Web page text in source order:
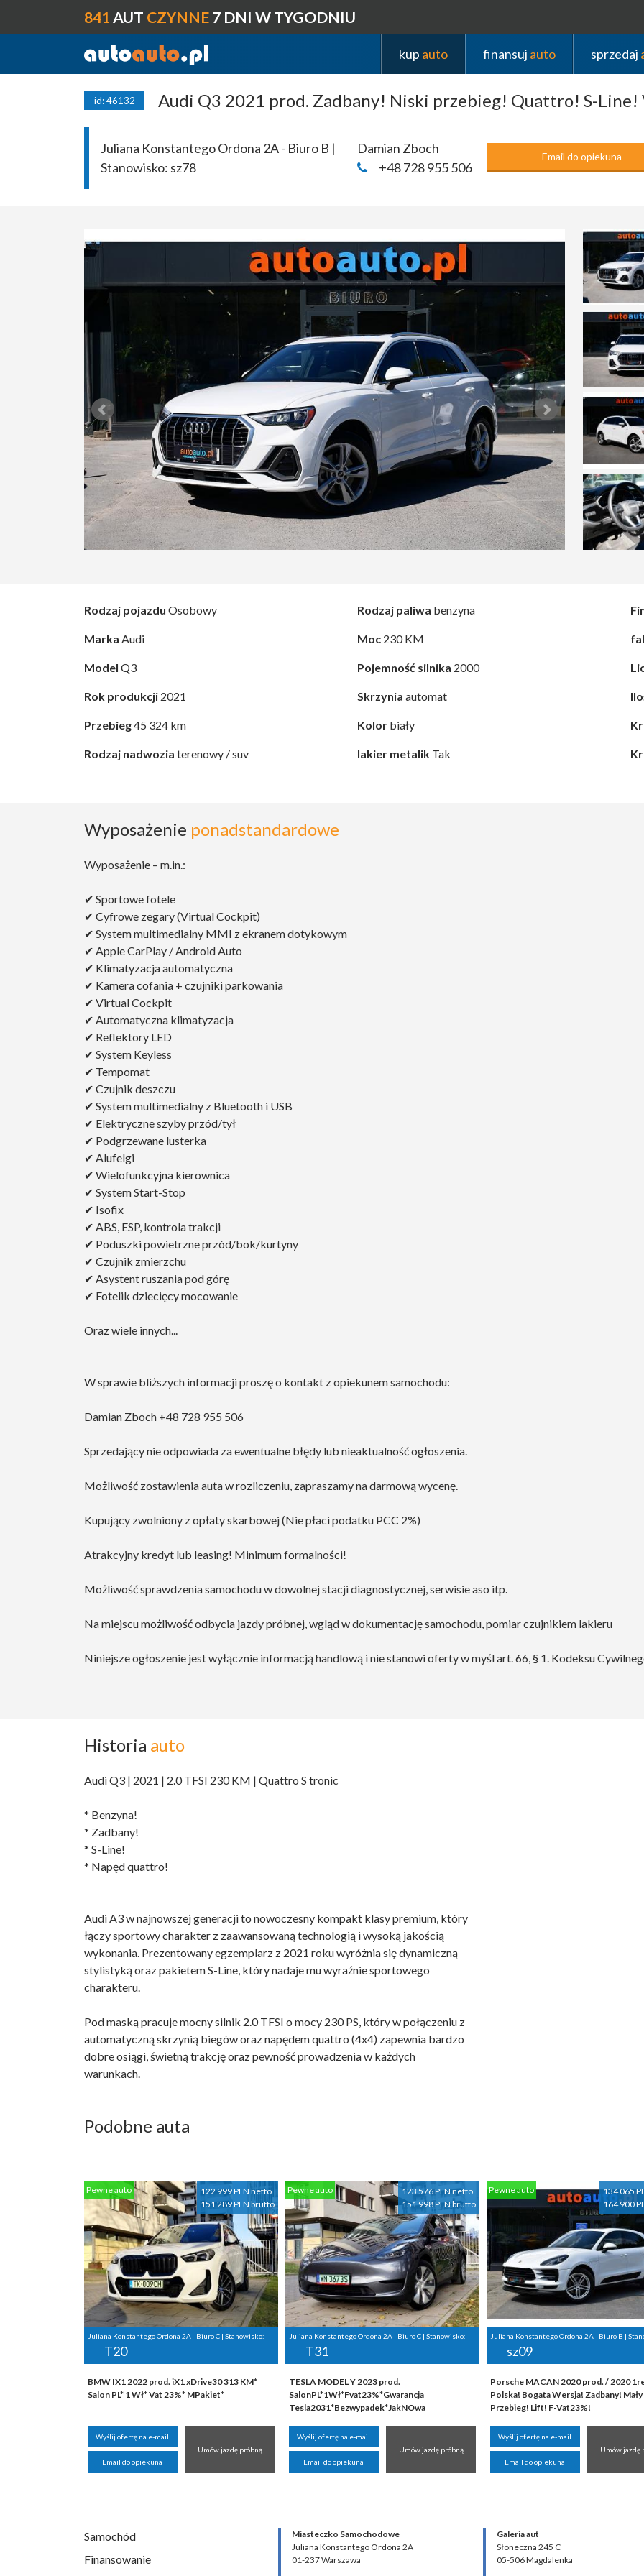
841 AUT CZYNNE 7 DNI W TYGODNIU
kup auto finansuj auto sprzedaj
id: 46132 Audi Q3 2021 prod. Zadbany! Niski przebieg! Quattro! S-
Juliana Konstantego Ordona 2A - Biuro B |
Stanowisko: sz78
Damian Zboch
+48 728 955 506
Email do opiekuna
Rodzaj pojazdu Osobowy
Marka Audi
Model Q3
Rok produkcji 2021
Przebieg45 324 km
Rodzaj nadwozia terenowy / suv
Rodzaj paliwa benzyna
Moc 230 KM
Pojemność silnika 2000
Skrzynia automat
Kolor biały
lakier metalik Tak
Wyposażenie ponadstandardowe
Wyposażenie – m.in.:
✔ Sportowe fotele
✔ Cyfrowe zegary (Virtual Cockpit)
✔ System multimedialny MMI z ekranem dotykowym
✔ Apple CarPlay / Android Auto
✔ Klimatyzacja automatyczna
✔ Kamera cofania + czujniki parkowania
✔ Virtual Cockpit
✔ Automatyczna klimatyzacja
✔ Reflektory LED
✔ System Keyless
✔ Tempomat
✔ Czujnik deszczu
✔ System multimedialny z Bluetooth i USB
✔ Elektryczne szyby przód/tył
✔ Podgrzewane lusterka
✔ Alufelgi
✔ Wielofunkcyjna kierownica
✔ System Start-Stop
✔ Isofix
✔ ABS, ESP, kontrola trakcji
✔ Poduszki powietrzne przód/bok/kurtyny
✔ Czujnik zmierzchu
✔ Asystent ruszania pod górę
✔ Fotelik dziecięcy mocowanie
Oraz wiele innych...
W sprawie bliższych informacji proszę o kontakt z opiekunem samochodu:
Damian Zboch +48 728 955 506
Sprzedający nie odpowiada za ewentualne błędy lub nieaktualność ogłoszenia.
Możliwość zostawienia auta w rozliczeniu, zapraszamy na darmową wycenę.
Kupujący zwolniony z opłaty skarbowej (Nie płaci podatku PCC 2%)
Atrakcyjny kredyt lub leasing! Minimum formalności!
Możliwość sprawdzenia samochodu w dowolnej stacji diagnostycznej, serwisie aso itp.
Na miejscu możliwość odbycia jazdy próbnej, wgląd w dokumentację samochodu, pomiar czujnikiem lakieru
Niniejsze ogłoszenie jest wyłącznie informacją handlową i nie stanowi oferty w myśl art. 66, § 1. Kodeksu
Historia auto
Audi Q3 | 2021 | 2.0 TFSI 230 KM | Quattro S tronic
* Benzyna!
* Zadbany!
* S-Line!
* Napęd quattro!
Audi A3 w najnowszej generacji to nowoczesny kompakt klasy premium, który
łączy sportowy charakter z zaawansowaną technologią i wysoką jakością
wykonania. Prezentowany egzemplarz z 2021 roku wyróżnia się dynamiczną
stylistyką oraz pakietem S-Line, który nadaje mu wyraźnie sportowego
charakteru.
Pod maską pracuje mocny silnik 2.0 TFSI o mocy 230 PS, który w połączeniu z
automatyczną skrzynią biegów oraz napędem quattro (4x4) zapewnia bardzo
dobre osiągi, świetną trakcję oraz pewność prowadzenia w każdych
warunkach.
Podobne auta
122 999 PLN netto
151 289 PLN brutto
Pewne auto
Juliana Konstantego Ordona 2A - Biuro C | Stanowisko:
T20
BMW IX1 2022 prod. iX1 xDrive30 313 KM*
Salon PL* 1 Wł* Vat 23%* MPakiet*
Wyślij ofertę na e-mail
Email do opiekuna
Umów jazdę próbną
123 576 PLN netto
151 998 PLN brutto
Pewne auto
Juliana Konstantego Ordona 2A - Biuro C | Stanowisko:
T31
TESLA MODEL Y 2023 prod.
SalonPL*1Wł*Fvat23%*Gwarancja
Tesla2031*Bezwypadek*JakNOwa
Wyślij ofertę na e-mail
Email do opiekuna
Umów jazdę próbną
134 065
164 900
Pewne auto
Juliana Konstantego Ordona 2A - Biuro B |
sz09
Porsche MACAN 2020 prod. / 2020
Polska! Bogata Wersja! Zadbany! Mały
Przebieg! Lift! F-Vat23%!
Wyślij ofertę na e-mail
Email do opiekuna
Umów jazdę
Samochód
Finansowanie
Miasteczko Samochodowe
Juliana Konstantego Ordona 2A
01-237 Warszawa
Galeria aut
Słoneczna 245 C
05-506 Magdalenka